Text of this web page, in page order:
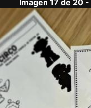
Imagen 17 de 20 -